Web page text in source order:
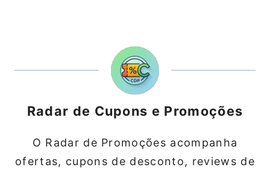
Radar de Cupons e Promoções
O Radar de Promoções acompanha
ofertas, cupons de desconto, reviews de